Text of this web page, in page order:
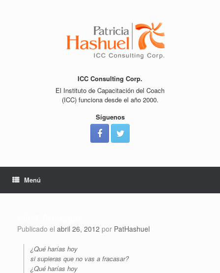
ICC Consulting Corp.
El Instituto de Capacitación del Coach
(ICC) funciona desde el año 2000.
Síguenos
Menú
Publicado el abril 26, 2012 por PatHashuel
¿Qué harías hoy
si supieras que no vas a fracasar?
¿Qué harías hoy